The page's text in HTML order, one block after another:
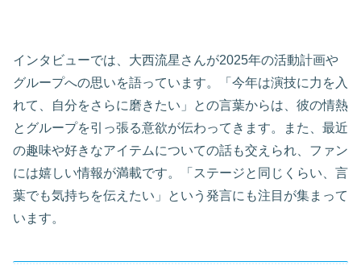
インタビューでは、大西流星さんが2025年の活動計画や
グループへの思いを語っています。「今年は演技に力を入
れて、自分をさらに磨きたい」との言葉からは、彼の情熱
とグループを引っ張る意欲が伝わってきます。また、最近
の趣味や好きなアイテムについての話も交えられ、ファン
には嬉しい情報が満載です。「ステージと同じくらい、言
葉でも気持ちを伝えたい」という発言にも注目が集まって
います。